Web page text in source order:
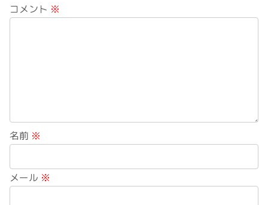
コメント ※
名前 ※
メール ※